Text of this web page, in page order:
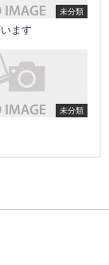
未分類
ます
未分類